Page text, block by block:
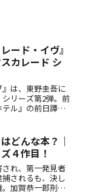
ード・イヴ』
カレード シ
』は、東野圭吾に
リーズ第2弾。前
ル』の前日譚と
どんな本？｜
４作目！
れ、第一発見者
されるも、決し
加賀恭一郎刑事